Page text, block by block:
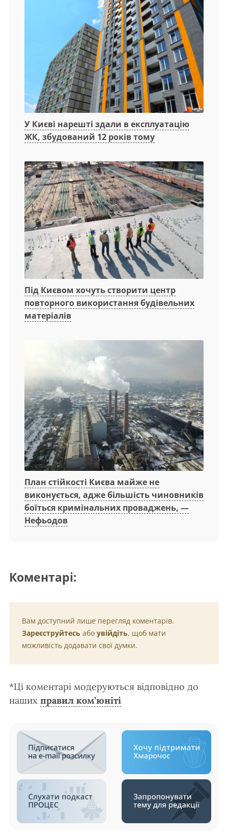
У Києві нарешті здали в експлуатацію
ЖК, збудований 12 років тому
Під Києвом хочуть створити центр
повторного використання будівельних
матеріалів
План стійкості Києва майже не
виконується, адже більшість чиновників
боїться кримінальних проваджень, —
Нефьодов
Коментарі:
Вам доступний лише перегляд коментарів.
Зареєструйтесь або увійдіть, щоб мати
можливість додавати свої думки.
*Ці коментарі модеруються відповідно до
наших правил ком’юніті